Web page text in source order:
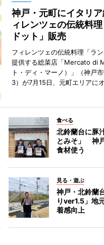
神戸・元町にイタリ
ィレンツェの伝統料
ドット」販売
フィレンツェの伝統料理「ラ
提供する総菜店「Mercato di
ト・ディ・マーノ）」（神戸
3）が7月15日、元町エリアに
食べる
北鈴蘭台に豚
とみそ」 神
食材使う
見る・遊ぶ
神戸・北鈴蘭
りver1.5」地
着感向上